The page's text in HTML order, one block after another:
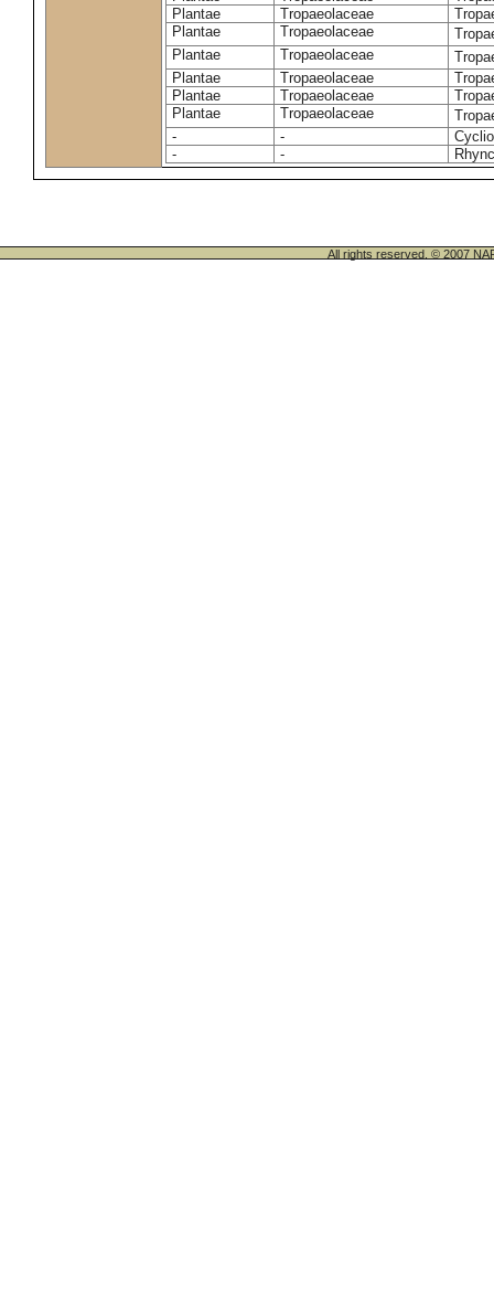
Plantae
Tropaeolaceae
Plantae
Tropaeolaceae
Plantae
Tropaeolaceae
Plantae
Tropaeolaceae
Plantae
Tropaeolaceae
Plantae
Tropaeolaceae
-
-
-
-
All rights reserved. © 2007